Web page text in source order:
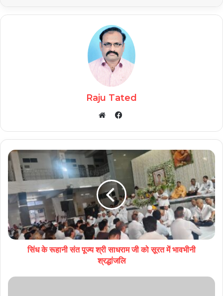
Raju Tated
Facebook
सिंध के रूहानी संत पूज्य श्री साधराम जी को सूरत में भावभीनी
श्रद्धांजलि